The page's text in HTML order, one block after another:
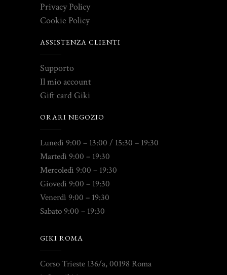
Privacy Policy
Cookie Policy
ASSISTENZA CLIENTI
Supporto
Il mio account
Gift card Giki
ORARI NEGOZIO
Lunedì 9:00 – 13:00 / 15:30 – 19:30
Martedì 9:00 – 19:30
Mercoledì 9:00 – 19:30
Giovedì 9:00 – 19:30
Venerdì 9:00 – 19:30
Sabato 9:00 – 19:30
GIKI ROMA
Corso Trieste 136/a, 00198 Roma